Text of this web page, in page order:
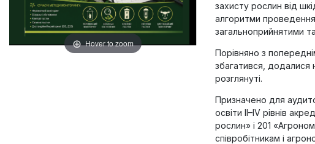
Hover to zoom
захисту рослин від
алгоритми проведення
загальноприйнятими
Порівняно з
збагатився, додалися
розглянуті.
Призначено для
освіти II–IV рівнів
рослин» і 201
співробітникам і